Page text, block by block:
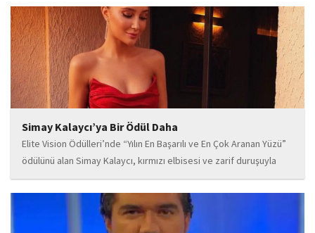
sahne performansı, uluslararası standartlardaki repertuarı ve
deneyimli müzisyen kadrosuyla dikkat çeken...
Simay Kalaycı’ya Bir Ödül Daha
Elite Vision Ödülleri’nde “Yılın En Başarılı ve En Çok Aranan Yüzü”
ödülünü alan Simay Kalaycı, kırmızı elbisesi ve zarif duruşuyla
geceye damga vurdu. Takı markasıyla da dikkat çeken Kalaycı,
Wilma...